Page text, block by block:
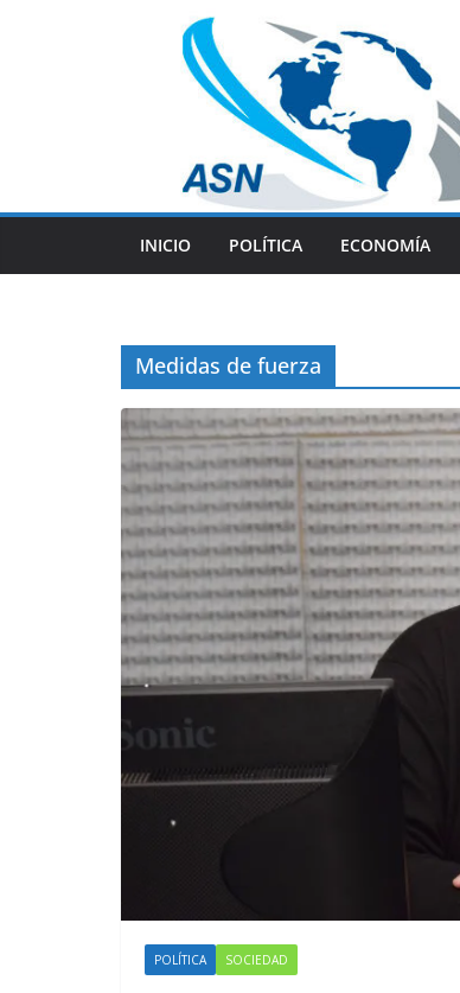
INICIO POLÍTICA ECONOMÍA
Medidas de fuerza
POLÍTICA SOCIEDAD